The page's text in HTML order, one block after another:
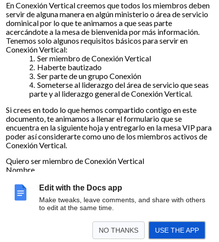
Edit with the Docs app
Make tweaks, leave comments, and share with others
to edit at the same time.
NO THANKS USE THE APP
En Conexión Vertical creemos que todos los miembros deben
servir de alguna manera en algún ministerio o área de servicio
dominical por lo que te animamos a que seas parte
acercándote a la mesa de bienvenida por más información.
Tenemos solo algunos requisitos básicos para servir en
Conexión Vertical:
Ser miembro de Conexión Vertical
Haberte bautizado
Ser parte de un grupo Conexión
Someterse al liderazgo del área de servicio que seas
parte y al liderazgo general de Conexión Vertical.
Si crees en todo lo que hemos compartido contigo en este
documento, te animamos a llenar el formulario que se
encuentra en la siguiente hoja y entregarlo en la mesa VIP para
poder así considerarte como uno de los miembros activos de
Conexión Vertical.
Quiero ser miembro de Conexión Vertical
Nombre
_______________________________
Dirección
______________________________________________________________________